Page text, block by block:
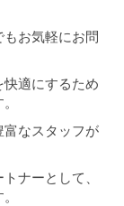
お気軽にお問
適にするため
富なスタッフが
ナーとして、